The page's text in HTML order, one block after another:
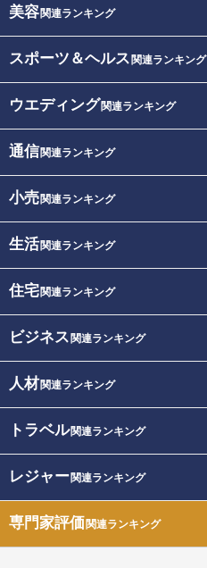
美容関連ランキング
スポーツ＆ヘルス 関連ランキング
ウエディング関連ランキング
通信関連ランキング
小売関連ランキング
生活関連ランキング
住宅関連ランキング
ビジネス 関連ランキング
人材関連ランキング
トラベル関連ランキング
レジャー関連ランキング
専門家評価関連ランキング